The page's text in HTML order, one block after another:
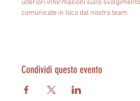
ulteriori informazioni sullo
comunicate in loco dal nostro team.
Condividi questo evento